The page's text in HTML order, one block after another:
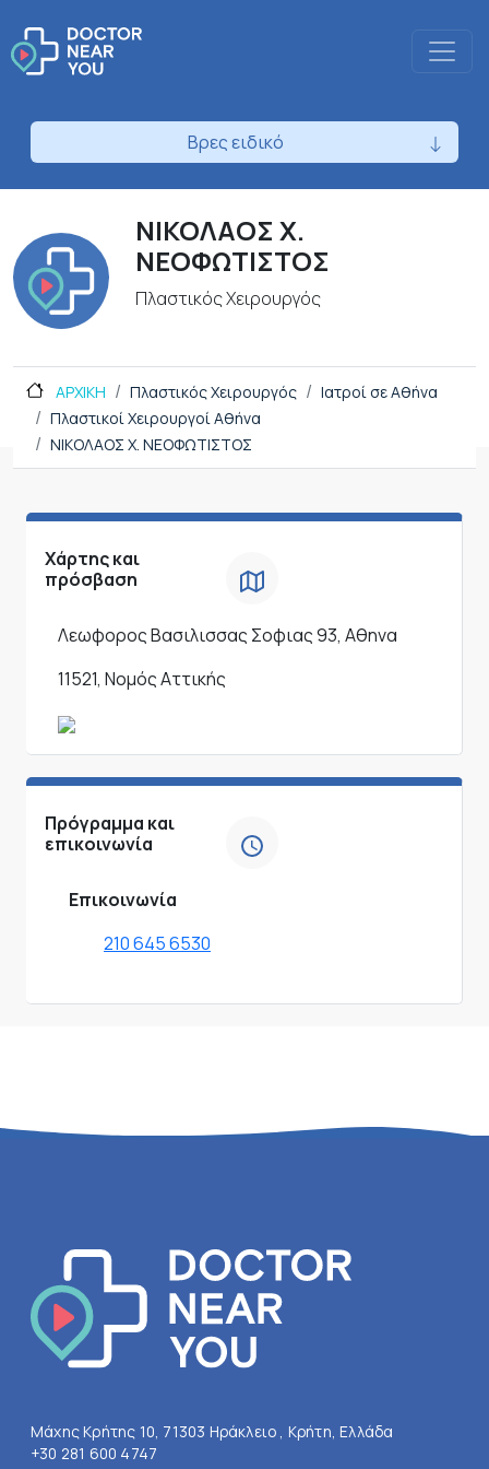
Βρες ειδικό
ΝΙΚΟΛΑΟΣ Χ.
ΝΕΟΦΩΤΙΣΤΟΣ
Πλαστικός Χειρουργός
ΑΡΧΙΚΗ Πλαστικός Χειρουργός
Ιατροί σε Αθήνα
Πλαστικοί Χειρουργοί Αθήνα
ΝΙΚΟΛΑΟΣ Χ. ΝΕΟΦΩΤΙΣΤΟΣ
Χάρτης και
πρόσβαση
Λεωφορος Βασιλισσας Σοφιας 93, Αθηνα
11521, Νομός Αττικής
Πρόγραμμα και
επικοινωνία
Επικοινωνία
210 645 6530
Μάχης Κρήτης 10, 71303 Ηράκλειο , Κρήτη, Ελλάδα
+30 281 600 4747